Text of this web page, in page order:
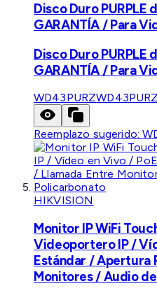
Disco Duro PURPLE
GARANTÍA / Para
Disco Duro PURPLE
GARANTÍA / Para
WD43PURZWD43PURZ
Reemplazo sugerido:
HIKVISION
Monitor IP WiFi
Videoportero IP /
Estándar / Apertura
Monitores / Audio